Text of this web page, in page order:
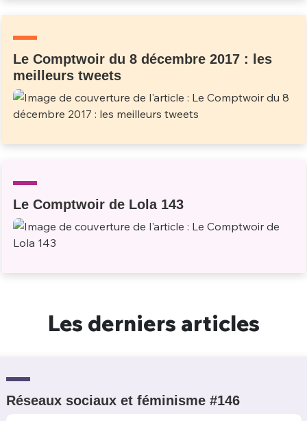
Le Comptwoir du 8 décembre 2017 : les
meilleurs tweets
Le Comptwoir de Lola 143
Les derniers articles
Réseaux sociaux et féminisme #146
C'EST PARTI